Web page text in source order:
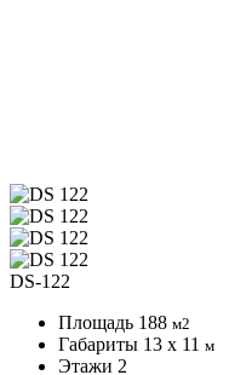
DS-122
Площадь 188 м2
Габариты 13 x 11 м
Этажи 2